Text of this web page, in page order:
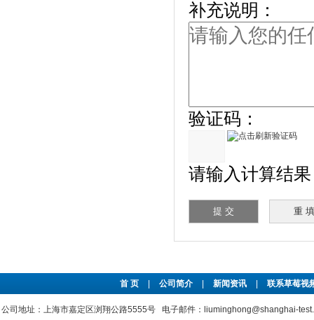
补充说明：
验证码：
请输入计算结果
首 页 公司简介 新闻资讯 联系草莓视
公司地址：上海市嘉定区浏翔公路5555号 电子邮件：liuminghong@shanghai-